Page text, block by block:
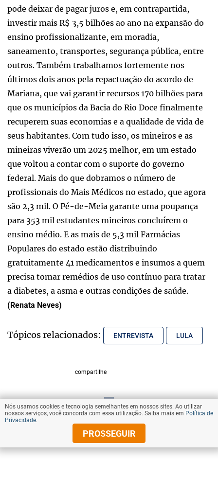
pode deixar de pagar juros e, em contrapartida,
investir mais R$ 3,5 bilhões ao ano na expansão do
ensino profissionalizante, em moradia,
saneamento, transportes, segurança pública, entre
outros. Também trabalhamos fortemente nos
últimos dois anos pela repactuação do acordo de
Mariana, que vai garantir recursos 170 bilhões para
que os municípios da Bacia do Rio Doce finalmente
recuperem suas economias e a qualidade de vida de
seus habitantes. Com tudo isso, os mineiros e as
mineiras viverão um 2025 melhor, em um estado
que voltou a contar com o suporte do governo
federal. Mais do que dobramos o número de
profissionais do Mais Médicos no estado, que agora
são 2,3 mil. O Pé-de-Meia garante uma poupança
para 353 mil estudantes mineiros concluírem o
ensino médio. E as mais de 5,3 mil Farmácias
Populares do estado estão distribuindo
gratuitamente 41 medicamentos e insumos a quem
precisa tomar remédios de uso contínuo para tratar
a diabetes, a asma e outras condições de saúde.
(Renata Neves)
Tópicos relacionados: ENTREVISTA LULA
compartilhe
VOLTAR AO TOPO
© Copyright 2025 Diários Associados
Nós usamos cookies e tecnologia semelhantes em nossos sites. Ao utilizar
nossos serviços, você concorda com essa utilização. Saiba mais em Política de
Privacidade.
PROSSEGUIR